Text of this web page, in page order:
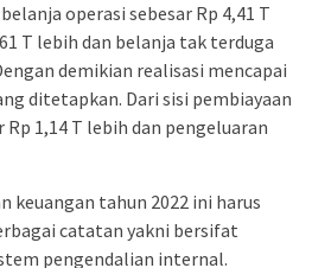
operasi sebesar Rp 4,41 T
T lebih dan belanja tak terduga
demikian realisasi mencapai
ditetapkan. Dari sisi pembiayaan
1,14 T lebih dan pengeluaran
keuangan tahun 2022 ini harus
catatan yakni bersifat
pengendalian internal.